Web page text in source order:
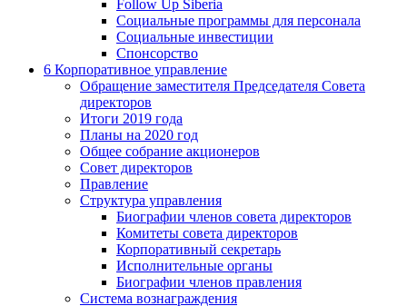
Follow Up Siberia
Социальные программы для персонала
Социальные инвестиции
Спонсорство
6 Корпоративное управление
Обращение заместителя Председателя Совета
директоров
Итоги 2019 года
Планы на 2020 год
Общее собрание акционеров
Совет директоров
Правление
Структура управления
Биографии членов совета директоров
Комитеты совета директоров
Корпоративный секретарь
Исполнительные органы
Биографии членов правления
Система вознаграждения